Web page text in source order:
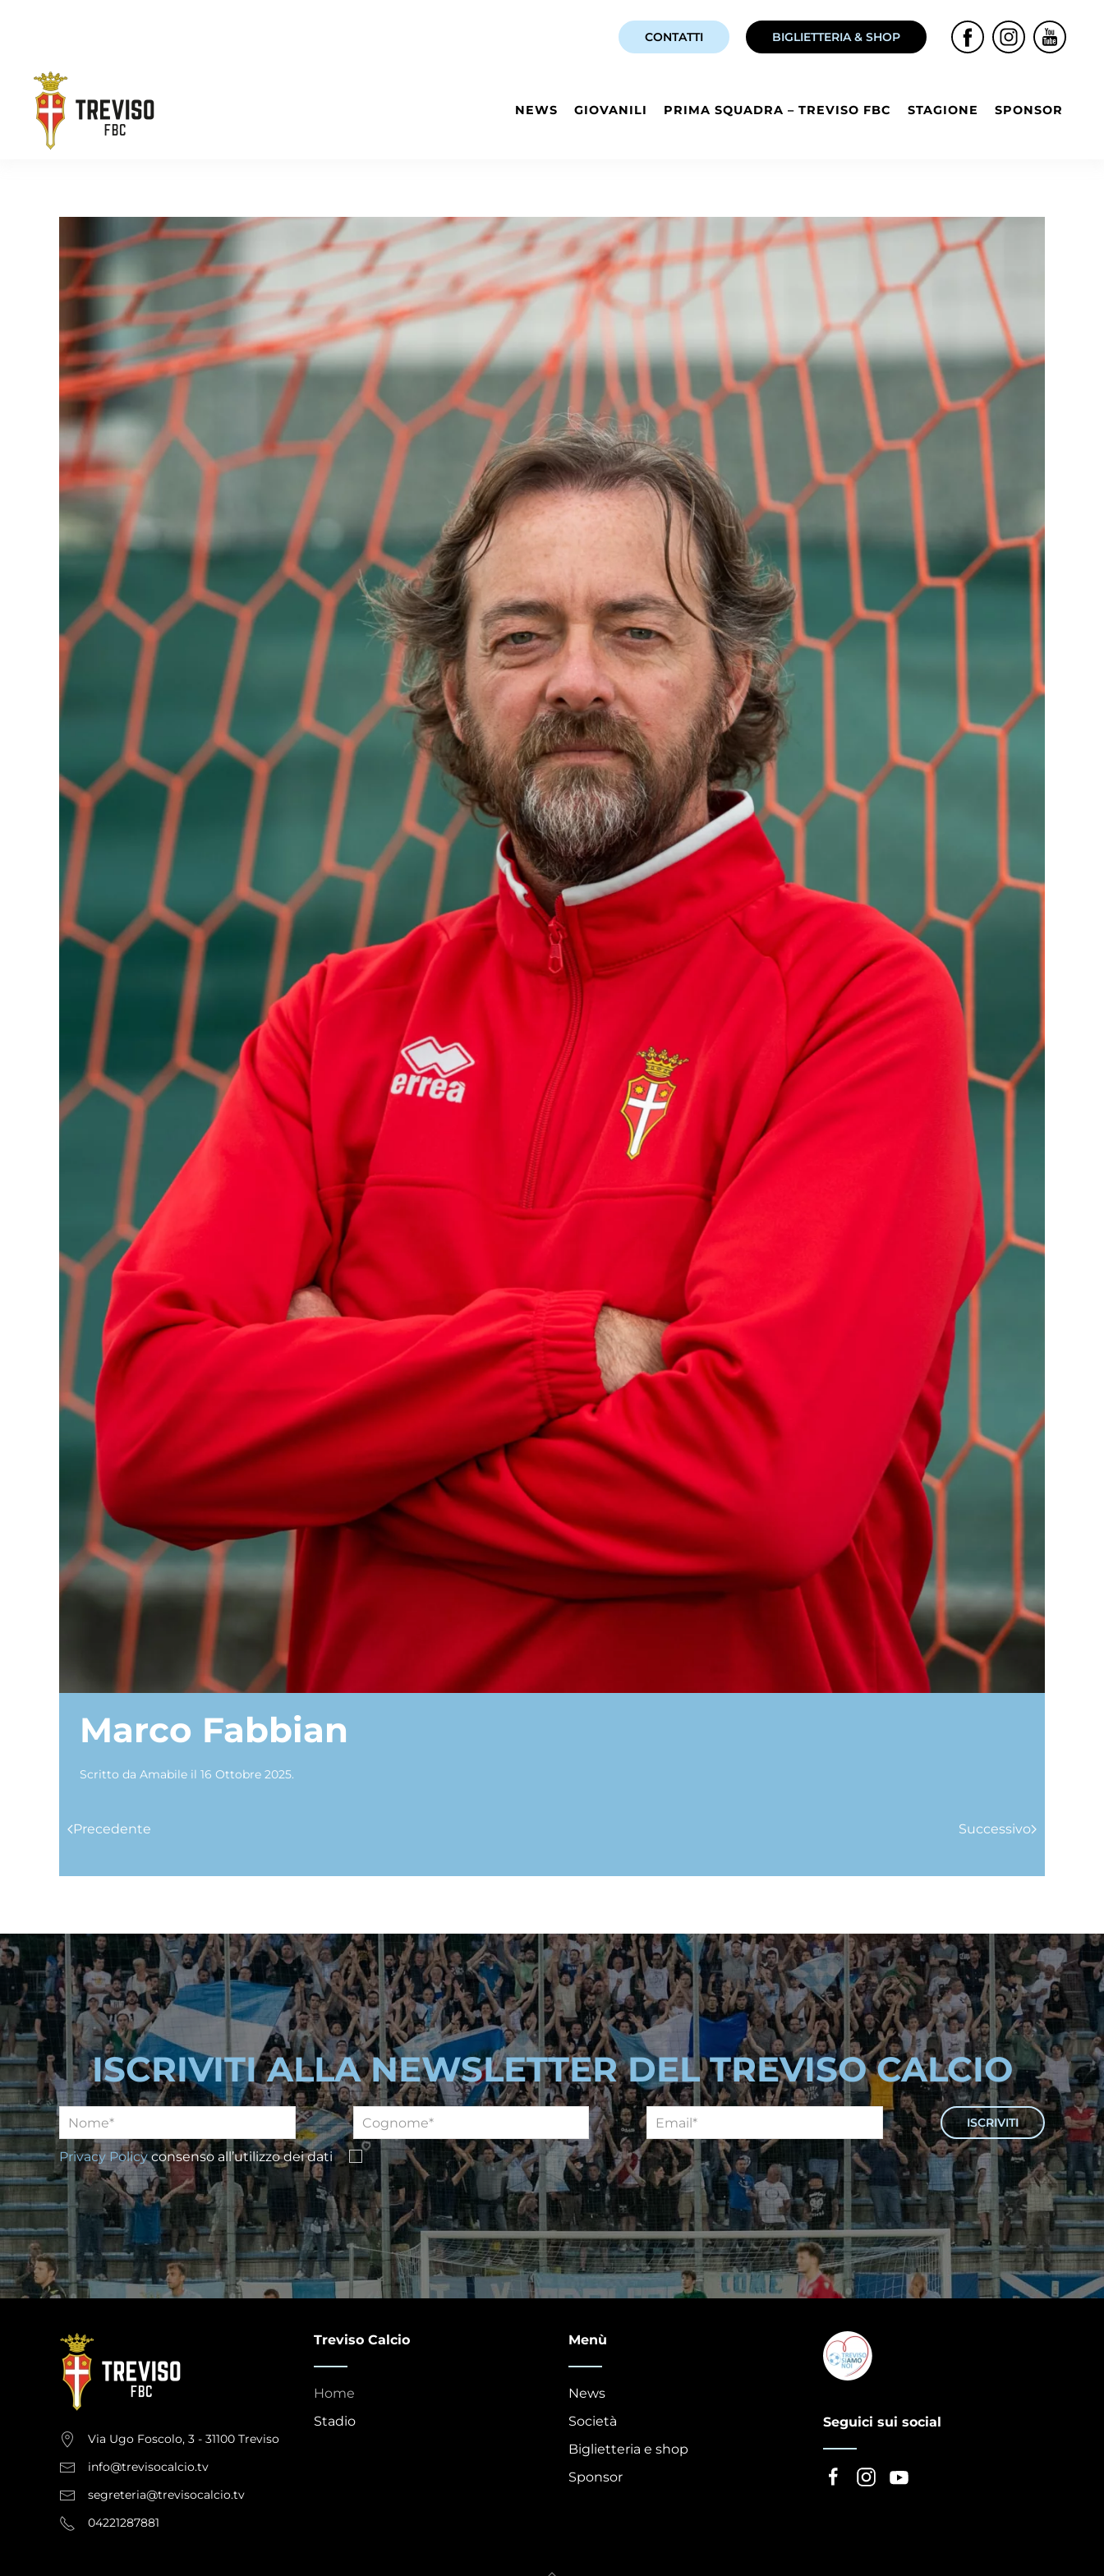
CONTATTI BIGLIETTERIA & SHOP
NEWS GIOVANILI PRIMA SQUADRA – TREVISO FBC STAGIONE SPONSOR
Marco Fabbian
Scritto da Amabile il 16 Ottobre 2025.
Precedente Successivo
ISCRIVITI ALLA NEWSLETTER DEL TREVISO CALCIO
Privacy Policyconsenso all’utilizzo dei dati
Via Ugo Foscolo, 3 - 31100 Treviso
info@trevisocalcio.tv
segreteria@trevisocalcio.tv
04221287881
Treviso Calcio
Home
Stadio
Menù
News
Società
Biglietteria e shop
Sponsor
Seguici sui social